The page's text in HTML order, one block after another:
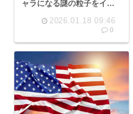
ャラになる謎の粒子をイス
2026.01.18 09:46
0